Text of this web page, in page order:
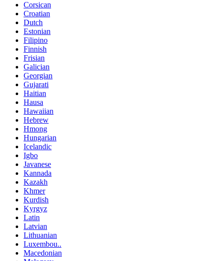
Corsican
Croatian
Dutch
Estonian
Filipino
Finnish
Frisian
Galician
Georgian
Gujarati
Haitian
Hausa
Hawaiian
Hebrew
Hmong
Hungarian
Icelandic
Igbo
Javanese
Kannada
Kazakh
Khmer
Kurdish
Kyrgyz
Latin
Latvian
Lithuanian
Luxembou..
Macedonian